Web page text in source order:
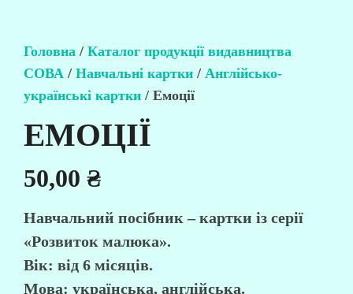
Головна / Каталог продукції видавництва
СОВА / Навчальні картки / Англійсько-
українські картки / Емоції
ЕМОЦІЇ
50,00 ₴
Навчальний посібник – картки із серії
«Розвиток малюка».
Вік: від 6 місяців.
Мова: українська, англійська.